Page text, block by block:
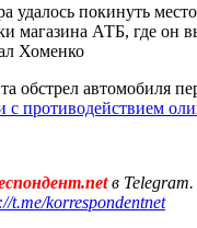
покинуть
магазина АТБ, где он
Хоменко
обстрел автомобиля
с противодействием
в
t.me/korrespondentnet